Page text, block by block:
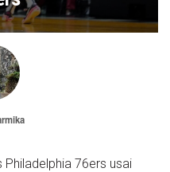
76ers usai